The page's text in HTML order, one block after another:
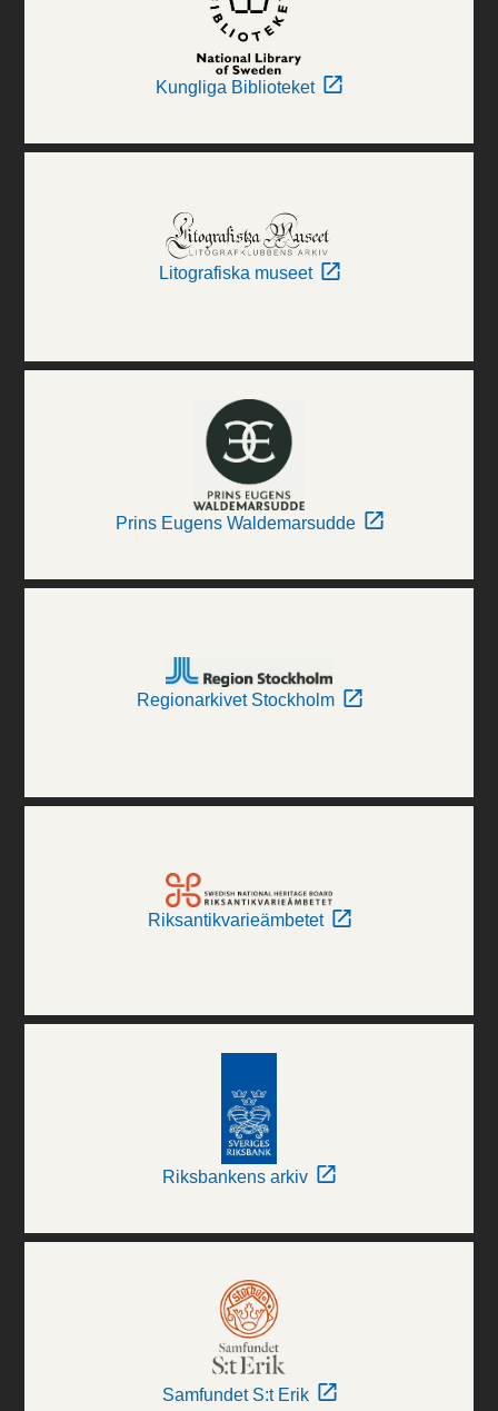
Kungliga Biblioteket
Litografiska museet
Prins Eugens Waldemarsudde
Regionarkivet Stockholm
Riksantikvarieämbetet
Riksbankens arkiv
Samfundet S:t Erik